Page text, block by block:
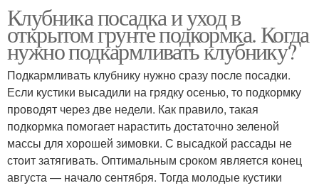
Клубника посадка и уход в
открытом грунте подкормка. Когда
нужно подкармливать клубнику?
Подкармливать клубнику нужно сразу после посадки.
Если кустики высадили на грядку осенью, то подкормку
проводят через две недели. Как правило, такая
подкормка помогает нарастить достаточно зеленой
массы для хорошей зимовки. С высадкой рассады не
стоит затягивать. Оптимальным сроком является конец
августа — начало сентября. Тогда молодые кустики